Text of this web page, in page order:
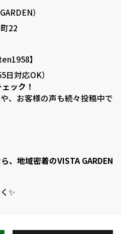
171
）
22
】
対応OK）
ック！
、お客様の声も続々投稿中で
、地域密着のVISTA GARDEN
✨